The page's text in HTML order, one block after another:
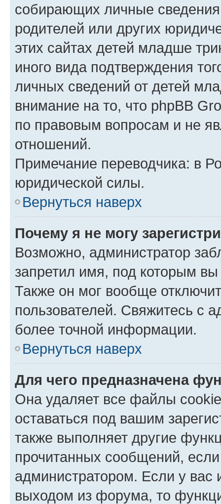
собирающих личные
родителей или других
этих сайтах детей младше
иного вида подтверждения
личных сведений от детей
внимание на то, что phpBB
по правовым вопросам и не
отношений.
Примечание переводчика: в
юридической силы.
Вернуться наверх
Почему я не могу
Возможно, администратор
запретил имя, под которым вы
Также он мог вообще
пользователей. Свяжитесь с
более точной информации.
Вернуться наверх
Для чего предназначена
Она удаляет все файлы
оставаться под вашим
также выполняет другие
прочитанных сообщений,
администратором. Если у
выходом из форума, то